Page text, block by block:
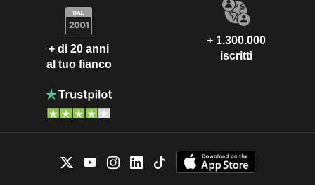
+ di 20 anni
al tuo fianco
+ 1.300.000
iscritti